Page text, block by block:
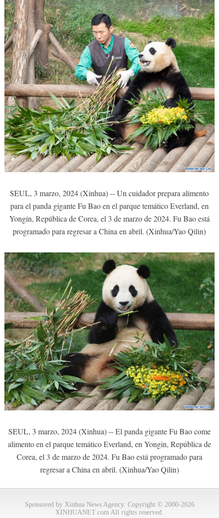
SEUL, 3 marzo, 2024 (Xinhua) -- Un cuidador prepara alimento
para el panda gigante Fu Bao en el parque temático Everland, en
Yongin, República de Corea, el 3 de marzo de 2024. Fu Bao está
programado para regresar a China en abril. (Xinhua/Yao Qilin)
SEUL, 3 marzo, 2024 (Xinhua) -- El panda gigante Fu Bao come
alimento en el parque temático Everland, en Yongin, República de
Corea, el 3 de marzo de 2024. Fu Bao está programado para
regresar a China en abril. (Xinhua/Yao Qilin)
Sponsored by Xinhua News Agency. Copyright © 2000-2026
XINHUANET.com All rights reserved.